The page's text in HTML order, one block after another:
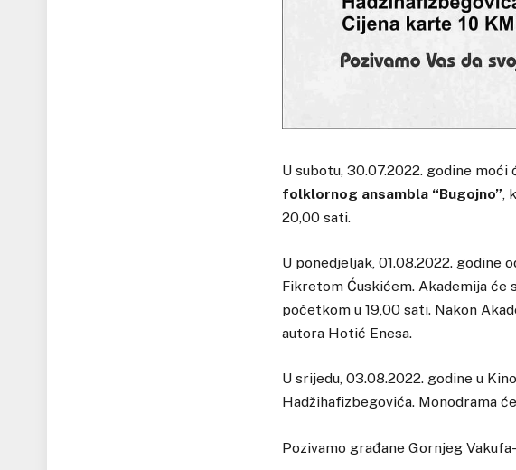
U subotu, 30.07.2022. godine
folklornog ansambla “Bugojno”,
20,00 sati.
U ponedjeljak, 01.08.2022. godine
Fikretom Ćuskićem. Akademija će
početkom u 19,00 sati. Nakon
autora Hotić Enesa.
U srijedu, 03.08.2022. godine u
Hadžihafizbegovića. Monodrama
Pozivamo građane Gornjeg